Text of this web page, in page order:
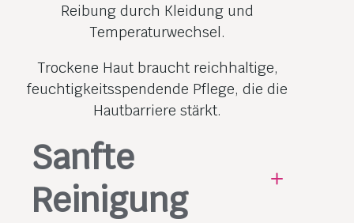
Reibung durch Kleidung und
Temperaturwechsel.
Trockene Haut braucht reichhaltige,
feuchtigkeitsspendende Pflege, die die
Hautbarriere stärkt.
Sanfte
Reinigung